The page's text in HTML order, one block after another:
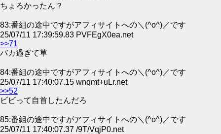
ちょろかったん？
83:番組の途中ですがアフィサイトへの＼(^o^)／です
25/07/11 17:39:59.83 PVFEgX0ea.net
>>71
バカ過ぎて草
84:番組の途中ですがアフィサイトへの＼(^o^)／です
25/07/11 17:40:07.15 wnqmt+uLr.net
>>52
ビビって自首したんだろ
85:番組の途中ですがアフィサイトへの＼(^o^)／です
25/07/11 17:40:07.37 /9T/VqjP0.net